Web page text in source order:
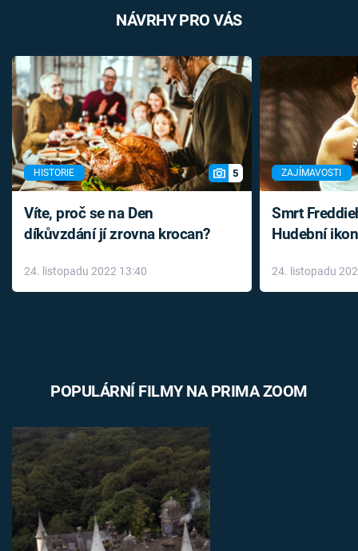
NÁVRHY PRO VÁS
HISTORIE 5
Víte, proč se na Den
díkůvzdání jí zrovna krocan?
24. listopadu 2022 13:40
ZAJÍMAVOSTI
Smrt
Hudební
léky
24. listopadu
POPULÁRNÍ FILMY NA PRIMA ZOOM